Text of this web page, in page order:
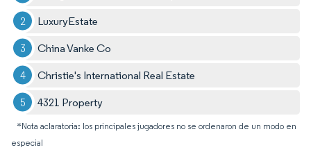
LuxuryEstate
China Vanke Co
Christie's International Real Estate
4321 Property
*Nota aclaratoria: los principales jugadores no se ordenaron de un modo en
especial